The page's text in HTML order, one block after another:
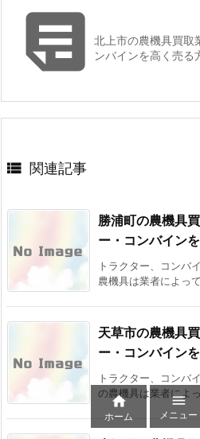
北上市の農機具買取
ンバインを高く売る
 関連記事
勝浦町の農機具
ー・コンバイン
トラクター、コンバ
農機具は業者によっ
天草市の農機具
ー・コンバイン
トラクター、コンバ
の農機具は業者によ

ホーム

メニュー